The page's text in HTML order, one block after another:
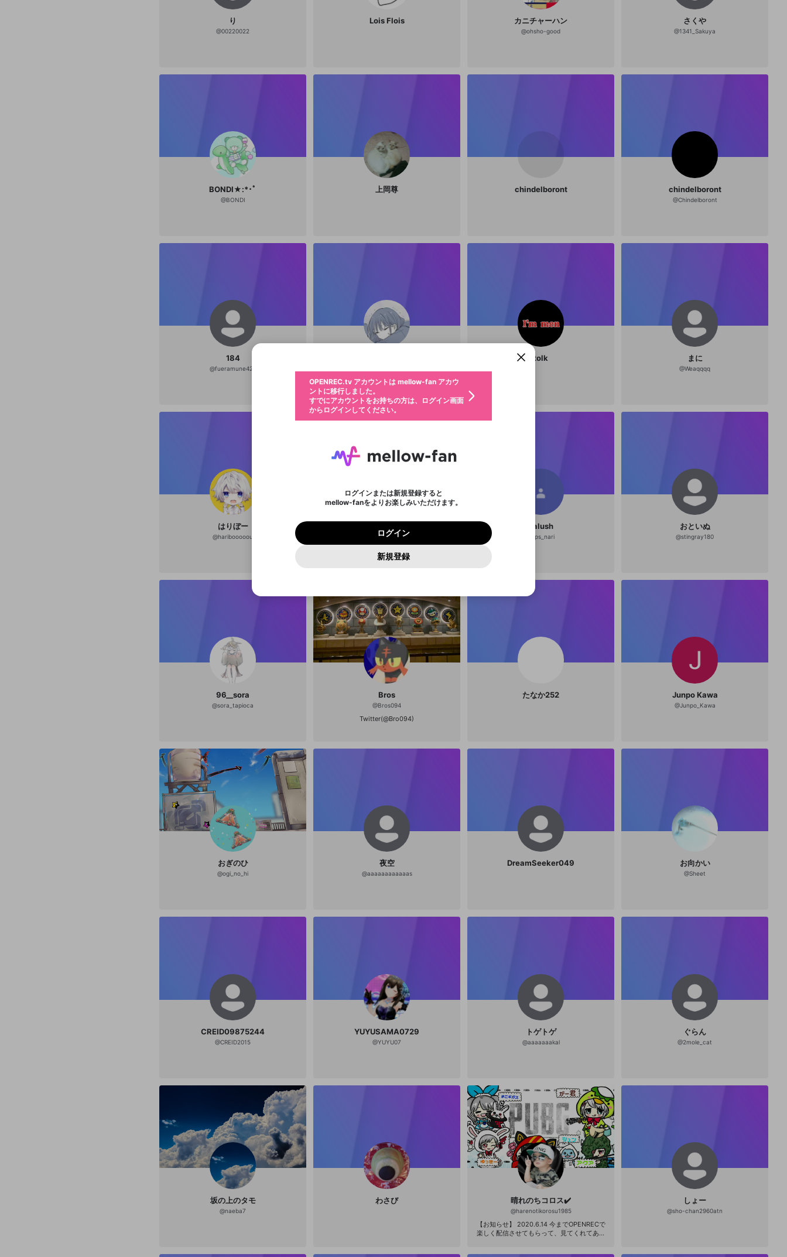
検索履歴をすべて削除しますか？
いいえ はい
り
@00220022
Lois Flois カニチャーハン
@ohsho-good
さくや
@1341_Sakuya
BONDI★:*･ﾟ
@BONDI
上岡尊 chindelboront chindelboront
@Chindelboront
184
@fueramune423
tolk まに
@Weaqqqq
はりぼー
@haribooooou @pico_pu
salush
fps_nari
おといぬ
@stingray180
96__sora
@sora_tapioca
Bros
@Bros094
Twitter(@Bro094)
たなか252 Junpo Kawa
@Junpo_Kawa
おぎのひ
@ogi_no_hi
夜空
@aaaaaaaaaaaas
DreamSeeker049 お向かい
@Sheet
CREID09875244
@CREID2015
YUYUSAMA0729
@YUYU07
トゲトゲ
@aaaaaaakal
ぐらん
@2mole_cat
坂の上のタモ
@naeba7
わさび 晴れのちコロス✔️
@harenotikorosu1985
【お知らせ】 2020.6.14 今までOPENRECで
楽しく配信させてもらって、見てくれてあり
しょー
@sho-chan2960atn
チームメンバーに追加しますか？
キャンセル はい
ブロックリストに追加しますか？
キャンセル OK
この動画の公開は終了しました
OK
ファンレター
応援している配信者にファンレターを送ることができま
す。好きなデザインを選んでメッセージを書いたり、エ
ールアイテムでデコレーションして、配信者に届けまし
※ファンレター機能は有料サービスです。
ファンレターを作成
固定動画に設定
マイページに表示されている動画 (ライブ配信、配信予定、ア
ーカイブ、アップロード動画) をページのトップに1つ固定で
きます。動画タイトル横のメニューより設定することができま
す。
動画プレイリストを選択
動画プレイリストを選択
選択できるプレイリストがありません。プレイリストは動画の再生画面で作成で
動画プレイリストがありません
閉じる
ポイントが不足しています
ご確認ください
利用規約とプライバシーポリシーが更新されました。
サービスを利用するには変更後の内容をご確認いただ
利用規約を確認しました。
プライバシーポリシーを確認しました。
確認しました
OPENREC.tv アカウントは mellow-fan アカウ
ントに移行しました。
新規登録
メールアドレスで新規登録
または
Google
Yahoo! JAPAN
Appleでサインアップ
mellow-fanの利用規約・プライバシーポリシー・外部サービ
スとのID連携に関する同意事項に同意頂いた上で、次にお進み
ください
新規登録
@
進みください。
アカウント作成
mellow-fanからのお得な情報をメールで受け取
る
OPENREC.tvアカウントはmellow-fanアカウン
トに統合しました。
ログイン
メールアドレスでログイン
または
Google
Yahoo! JAPAN
Appleでサインイン
mellow-fanの利用規約・プライバシーポリシー・外部サービ
スとのID連携に関する同意事項に同意頂いた上で、次にお進み
ください
ログイン
ログイン
パスワードを忘れた方はこちら
アカウントをお持ちですか？アカウントを作成する
OPENREC.tv アカウントは mellow-fan アカウ
ントに移行しました。
すでにアカウントをお持ちの方は、ログイン画面
からログインしてください。
ログインまたは新規登録すると
mellow-fanをよりお楽しみいただけます。
ログイン
新規登録
登録したメールアドレスを入力し、送信してください。
再設定する
入力していただいたメールアドレス
に、パスワード再設定用URLを記載
確認ください
OK
パーソナルデータの登録
年
生年月は登録後に変更できません。
お住まいの地域
ご登録いただいた情報はサービスの向上を目的として
使用いたします。
一部サービスをご利用いただくには、生年月の登録が
必要です。
登録
あとで登録
認証コードの入力
ール記載の6桁の認証コードを入力してください。
及びcs.openrec.co.jpドメイン）が受信拒否設定に含まれて
いないかご確認ください。
入力
セッションの有効期限が切れたた
不適切なユーザーとして報告します
か？
問題を選択してください
わいせつな表現
著作権の侵害
なりすまし行為
ねずみ講やマルチ商法
誤解を招く配信設定
ゲームの録画禁止区域の配信
改造版・海賊版ソフトの配信
政治的・宗教的・人種的な内容
報告された問題については、利用規約に違反しているかどうか
をスタッフが確認します。この機能をむやみに使用すること
は、利用規約違反になります。
送信
サブスクシェア
限定コミュニティ参加方法
Discordアカウントをお持ちでない方
Discordアカウントを作成
Discordは第三者が提供するコミュニティーサービスで、mellow-
fanとは関わりがありません。Discordに関してのお問い合わせには
お答えすることができません。Discordの仕様変更により、限定コ
ミュニティ特典の提供が終了する可能性がありますが、その際の補
外部サービスとのID連携に関する同意事項
Discordとは？ Discordに参加する